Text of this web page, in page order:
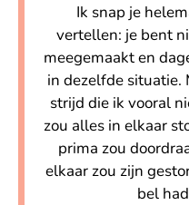
Ik snap je
vertellen: je bent
meegemaakt en
in dezelfde situatie.
strijd die ik vooral
zou alles in elkaar
prima zou
elkaar zou zijn
bel